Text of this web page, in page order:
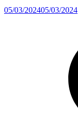
05/03/202405/03/2024